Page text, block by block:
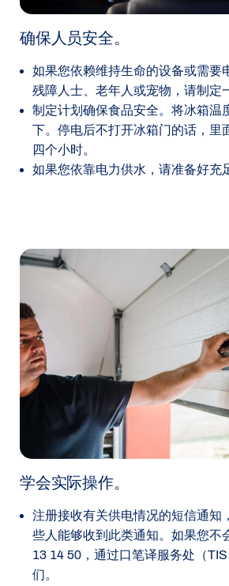
确保人员安全。
如果您依赖维持生命的设备或需要
残障人士、老年人或宠物，请制定
制定计划确保食品安全。将冰箱温
下。停电后不打开冰箱门的话，里
四个小时。
如果您依靠电力供水，请准备好充
学会实际操作。
注册接收有关供电情况的短信通知
些人能够收到此类通知。如果您不
13 14 50，通过口笔译服务处（
们。